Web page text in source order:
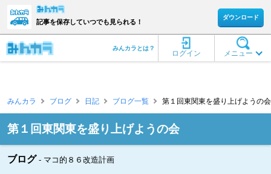
記事を保存していつでも見られる！
ダウンロード
メニュー
ログイン
みんカラとは？
みんカラ ブログ 日記 ブログ一覧 第１回東関東を盛り上げようの会
第１回東関東を盛り上げようの会
ブログ マコ的８６改造計画